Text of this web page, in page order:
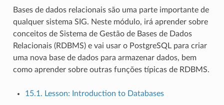
Bases de dados relacionais são uma parte importante de
qualquer sistema SIG. Neste módulo, irá aprender sobre
conceitos de Sistema de Gestão de Bases de Dados
Relacionais (RDBMS) e vai usar o PostgreSQL para criar
uma nova base de dados para armazenar dados, bem
como aprender sobre outras funções típicas de RDBMS.
15.1. Lesson: Introduction to Databases